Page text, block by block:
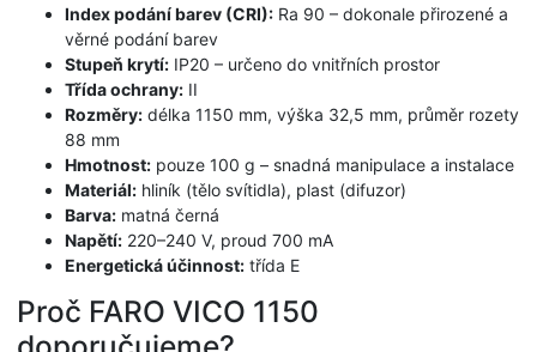
Index podání barev (CRI): Ra 90 – dokonale přirozené a
věrné podání barev
Stupeň krytí: IP20 – určeno do vnitřních prostor
Třída ochrany: II
Rozměry: délka 1150 mm, výška 32,5 mm, průměr rozety
88 mm
Hmotnost: pouze 100 g – snadná manipulace a instalace
Materiál: hliník (tělo svítidla), plast (difuzor)
Barva: matná černá
Napětí: 220–240 V, proud 700 mA
Energetická účinnost: třída E
Proč FARO VICO 1150